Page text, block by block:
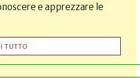
e apprezzare le
TUTTO